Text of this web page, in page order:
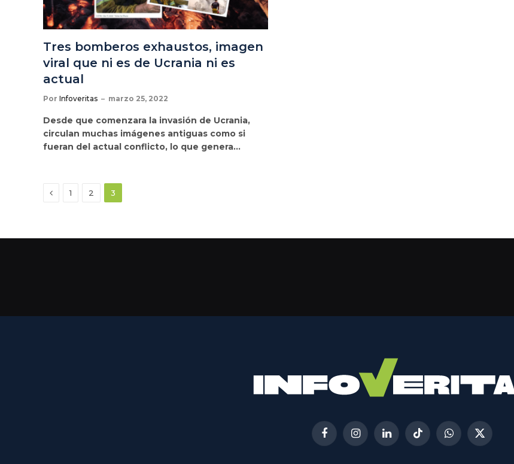
Tres bomberos exhaustos, imagen
viral que ni es de Ucrania ni es
actual
Por Infoveritas marzo 25, 2022
Desde que comenzara la invasión de Ucrania,
circulan muchas imágenes antiguas como si
fueran del actual conflicto, lo que genera…
Anterior
1 2 3
FacebookInstagramLinkedInTikTokWhatsApp
X
(Twitter)